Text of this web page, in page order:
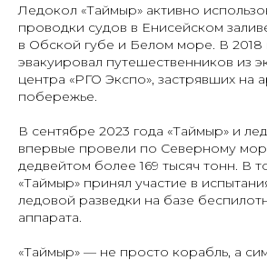
Ледокол «Таймыр» активно
проводки судов в Енисейском
в Обской губе и Белом море. В 2018
эвакуировал путешественников из
центра «РГО Экспо», застрявших на
побережье.
В сентябре 2023 года «Таймыр» и
впервые провели по Северному
дедвейтом более 169 тысяч тонн. В
«Таймыр» принял участие в
ледовой разведки на базе
аппарата.
«Таймыр» — не просто корабль, а